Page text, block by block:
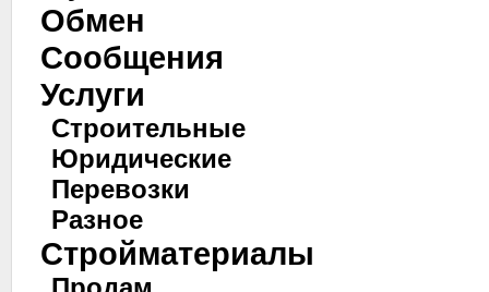
Обмен
Сообщения
Услуги
Строительные
Юридические
Перевозки
Разное
Стройматериалы